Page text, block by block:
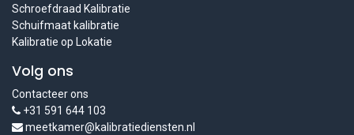
Schroefdraad Kalibratie
Schuifmaat kalibratie
Kalibratie op Lokatie
Volg ons
Contacteer ons
+31 591 644 103
meetkamer@kalibratiediensten.nl